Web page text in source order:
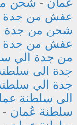
عفش من جدة
شحن من جدة
عفش من جدة
من جدة الي
جدة الى
جدة الي
الى سلطنة
سلطنة عُمان -